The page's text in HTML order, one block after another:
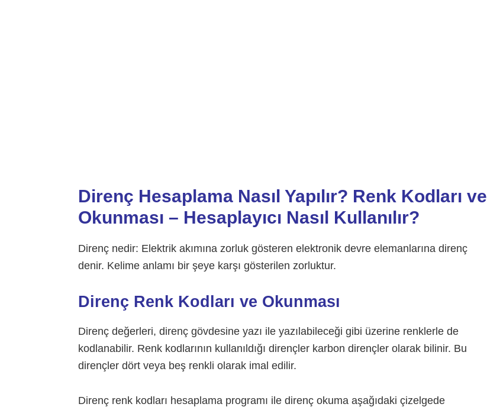
Direnç Hesaplama Nasıl Yapılır? Renk Kodları ve
Okunması – Hesaplayıcı Nasıl Kullanılır?
Direnç nedir: Elektrik akımına zorluk gösteren elektronik devre elemanlarına direnç
denir. Kelime anlamı bir şeye karşı gösterilen zorluktur.
Direnç Renk Kodları ve Okunması
Direnç değerleri, direnç gövdesine yazı ile yazılabileceği gibi üzerine renklerle de
kodlanabilir. Renk kodlarının kullanıldığı dirençler karbon dirençler olarak bilinir. Bu
dirençler dört veya beş renkli olarak imal edilir.
Direnç renk kodları hesaplama programı ile direnç okuma aşağıdaki çizelgede